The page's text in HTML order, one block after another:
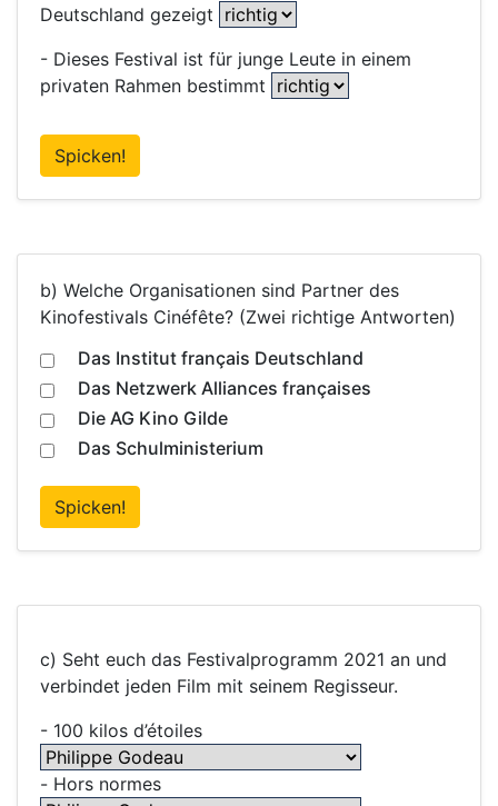
Deutschland gezeigt
- Dieses Festival ist für junge Leute in einem
privaten Rahmen bestimmt
Spicken!
b) Welche Organisationen sind Partner des
Kinofestivals Cinéfête? (Zwei richtige Antworten)
Das Institut français Deutschland
Das Netzwerk Alliances françaises
Die AG Kino Gilde
Das Schulministerium
Spicken!
c) Seht euch das Festivalprogramm 2021 an und
verbindet jeden Film mit seinem Regisseur.
- 100 kilos d’étoiles
- Hors normes